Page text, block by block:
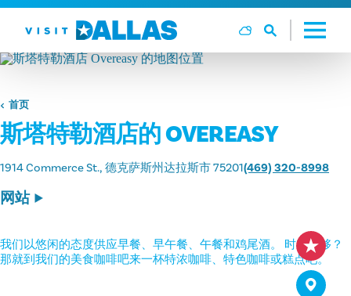
跳转到内容
首页
斯塔特勒酒店的 OVEREASY
1914 Commerce St. 德克萨斯州达拉斯市 75201(469) 320-8998
网站
我们以悠闲的态度供应早餐、早午餐、午餐和鸡尾酒。 时间不够？
那就到我们的美食咖啡吧来一杯特浓咖啡、特色咖啡或糕点吧。